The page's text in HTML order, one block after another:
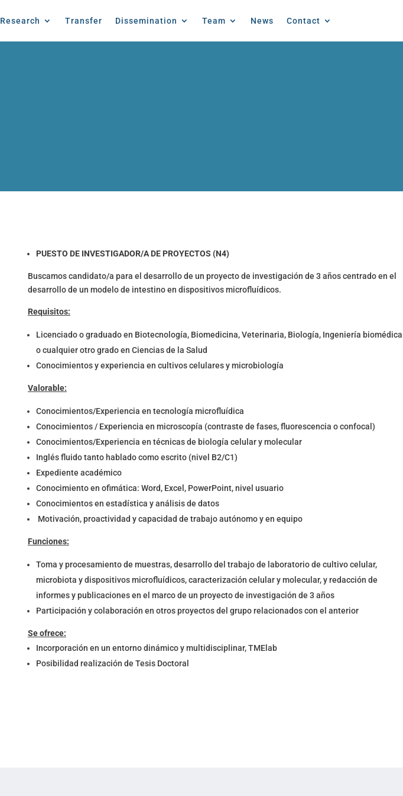
Research Transfer Dissemination Team News Contact
PUESTO DE INVESTIGADOR/A DE PROYECTOS (N4)
Buscamos candidato/a para el desarrollo de un proyecto de investigación de 3 años centrado en el
desarrollo de un modelo de intestino en dispositivos microfluídicos.
Requisitos:
Licenciado o graduado en Biotecnología, Biomedicina, Veterinaria, Biología, Ingeniería biomédica
o cualquier otro grado en Ciencias de la Salud
Conocimientos y experiencia en cultivos celulares y microbiología
Valorable:
Conocimientos/Experiencia en tecnología microfluídica
Conocimientos / Experiencia en microscopía (contraste de fases, fluorescencia o confocal)
Conocimientos/Experiencia en técnicas de biología celular y molecular
Inglés fluido tanto hablado como escrito (nivel B2/C1)
Expediente académico
Conocimiento en ofimática: Word, Excel, PowerPoint, nivel usuario
Conocimientos en estadística y análisis de datos
Motivación, proactividad y capacidad de trabajo autónomo y en equipo
Funciones:
Toma y procesamiento de muestras, desarrollo del trabajo de laboratorio de cultivo celular,
microbiota y dispositivos microfluídicos, caracterización celular y molecular, y redacción de
informes y publicaciones en el marco de un proyecto de investigación de 3 años
Participación y colaboración en otros proyectos del grupo relacionados con el anterior
Se ofrece:
Incorporación en un entorno dinámico y multidisciplinar, TMElab
Posibilidad realización de Tesis Doctoral